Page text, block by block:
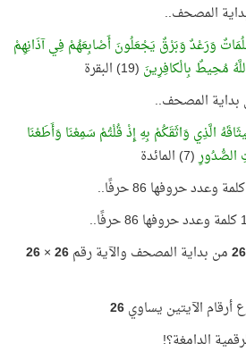
وَرَعْدٌ وَبَرْقٌ يَجْعَلُونَ أَصْابِعَهُمْ فِي آذَانِهِمْ
مُحِيطٌ بِالْكافِرِينَ (19) البقرة
الَّذِي وَاثَقَكُمْ بِهِ إِذْ قُلْتُمْ سَمِعْنَا وَأَطَعْنَا
الصُّدُورِ(7) المائدة
26من بداية المصحف والآية رقم26
×
26
الآيتين يساوي26
الدامغة؟!